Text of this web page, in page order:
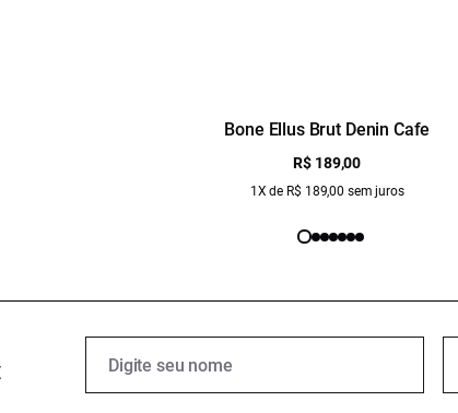
Bone Ellus Brut Denin Cafe
R$ 189,00
1X de R$ 189,00 sem juros